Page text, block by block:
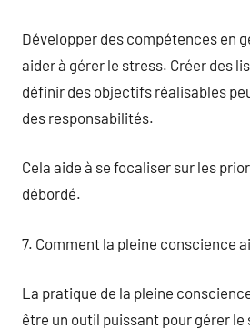
Développer des compétences en
aider à gérer le stress. Créer des
définir des objectifs réalisables
des responsabilités.
Cela aide à se focaliser sur les
débordé.
7. Comment la pleine conscience
La pratique de la pleine
être un outil puissant pour gérer